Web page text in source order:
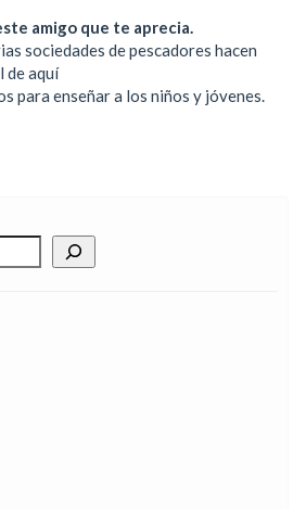
amigo que te aprecia.
sociedades de pescadores hacen
de aquí
para enseñar a los niños y jóvenes.